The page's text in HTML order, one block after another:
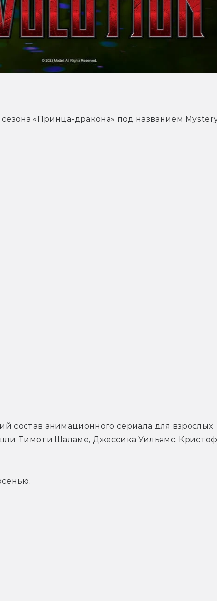
«Принца-дракона» под названием
состав анимационного сериала для взрослых
Тимоти Шаламе, Джессика Уильямс,